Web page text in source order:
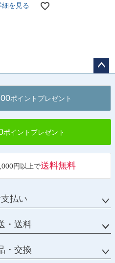
細を見る
へ
ポイントプレゼント
ポイントプレゼント
円以上で送料無料
払い
・送料
・交換